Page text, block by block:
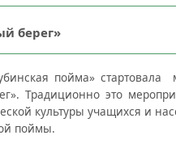
берег»
пойма»
Традиционно это
культуры учащихся и
поймы.